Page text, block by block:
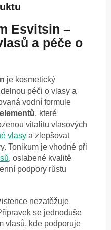
Esvitsin –
a péče o
je kosmetický
péči o vlasy a
vodní formule
, které
vitalitu vlasových
vlasy a zlepšovat
Tonikum je vhodné při
, oslabené kvalitě
podpory růstu
nezatěžuje
se jednoduše
vlasů, kde podporuje